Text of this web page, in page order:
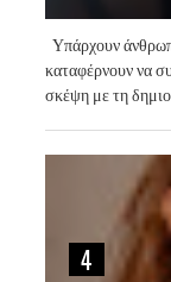
Υπάρχουν
καταφέρνουν να
σκέψη με τη
4